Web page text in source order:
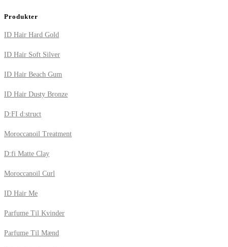
Produkter
ID Hair Hard Gold
ID Hair Soft Silver
ID Hair Beach Gum
ID Hair Dusty Bronze
D:FI d:struct
Moroccanoil Treatment
D:fi Matte Clay
Moroccanoil Curl
ID Hair Me
Parfume Til Kvinder
Parfume Til Mænd